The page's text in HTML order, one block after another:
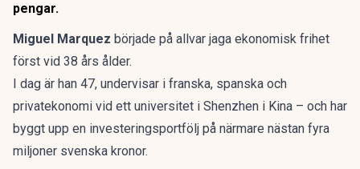
pengar.
Miguel Marquez började på allvar jaga ekonomisk frihet
först vid 38 års ålder.
I dag är han 47, undervisar i franska, spanska och
privatekonomi vid ett universitet i Shenzhen i Kina – och har
byggt upp en investeringsportfölj på närmare nästan fyra
miljoner svenska kronor.